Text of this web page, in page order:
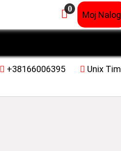
0
Moj Nalog
+38166006395 Unix Tim